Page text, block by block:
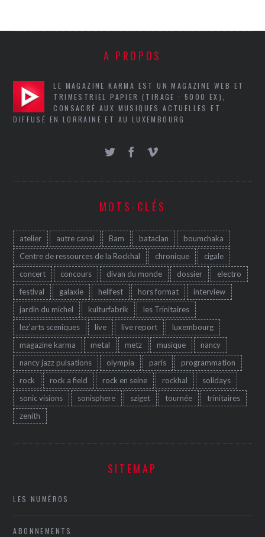
A PROPOS
LE MAGAZINE KARMA EST UN MAGAZINE WEB ET
TRIMESTRIEL PAPIER (TIRAGE : 5000 EX),
CONSACRÉ AUX MUSIQUES ACTUELLES ET
DIFFUSÉ EN LORRAINE ET AU LUXEMBOURG.
MOTS-CLÉS
atelier autre canal Bam bataclan
boumchaka
Centre de ressources de la Rockhal
chronique
cigale
concert
concours divan du monde dossier
electro
festival
galaxie hellfest hors format
interview
jardin du michel
kulturfabrik
les Trinitaires
lez'arts sceniques
live live report
luxembourg
magazine karma
metal metz musique
nancy
nancy jazz pulsations
olympia paris
programmation
rock
rock a field rock en seine rockhal
solidays
sonic visions
sonisphere sziget tournée
trinitaires
zenith
SITEMAP
LES NUMÉROS
ABONNEMENTS